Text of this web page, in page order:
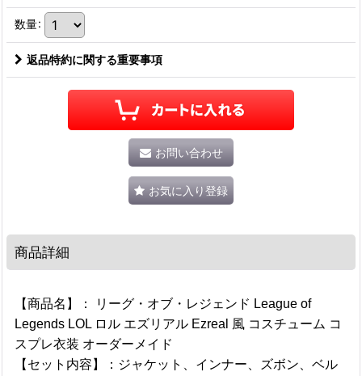
数量:
返品特約に関する重要事項
お問い合わせ
お気に入り登録
商品詳細
【商品名】： リーグ・オブ・レジェンド League of
Legends LOL ロル エズリアル Ezreal 風 コスチューム コ
スプレ衣装 オーダーメイド
【セット内容】：ジャケット、インナー、ズボン、ベル